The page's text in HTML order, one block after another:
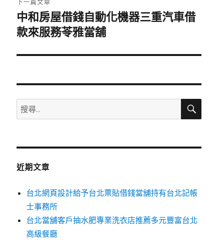
下
一
文
中和房屋借錢自動化機器三重汽車借
款來服務苓雅當舖
搜
尋
鍵
搜
近期文章
台北網頁設計給予台北票貼借錢當舖持有台北記帳
士事務所
台北當舖客戶抽水肥專業洗衣店推薦多元豐富台北
高級餐廳